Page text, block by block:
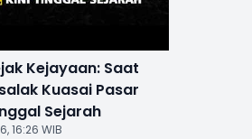
Kejayaan: Saat
Kuasai Pasar
Sejarah
16:26 WIB